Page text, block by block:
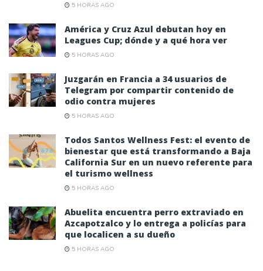
5 HORAS AGO
América y Cruz Azul debutan hoy en
Leagues Cup; dónde y a qué hora ver
5 HORAS AGO
Juzgarán en Francia a 34 usuarios de
Telegram por compartir contenido de
odio contra mujeres
5 HORAS AGO
Todos Santos Wellness Fest: el evento de
bienestar que está transformando a Baja
California Sur en un nuevo referente para
el turismo wellness
5 HORAS AGO
Abuelita encuentra perro extraviado en
Azcapotzalco y lo entrega a policías para
que localicen a su dueño
5 HORAS AGO